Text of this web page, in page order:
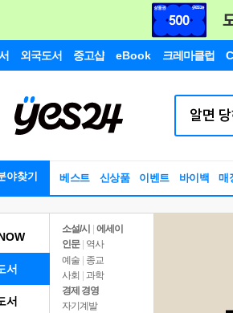
외국도서 중고샵 eBook 크레마클럽
야찾기 베스트 신상품 이벤트 바이백 매
서
소설/시
에세이
인문
역사
예술 | 종교
사회 | 과학
경제 경영
자기계발
서